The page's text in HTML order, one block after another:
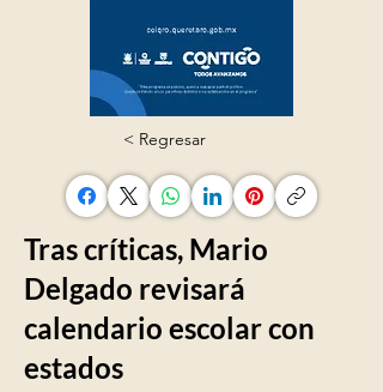
< Regresar
Tras críticas, Mario
Delgado revisará
calendario escolar con
estados